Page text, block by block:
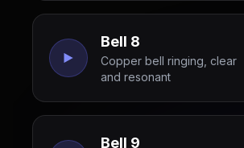
Bell 8
Copper bell ringing, clear
and resonant
Bell 9